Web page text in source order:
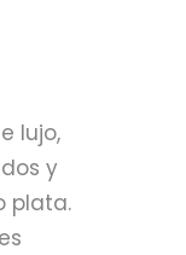
lujo,
y
plata.